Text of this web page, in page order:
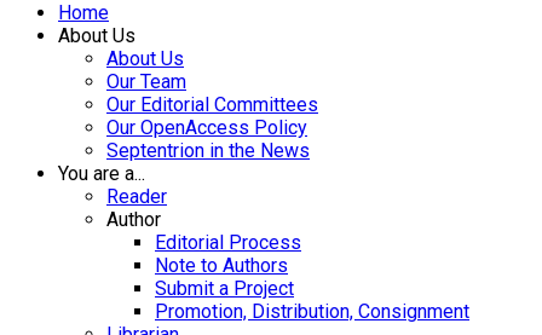
Home
About Us
About Us
Our Team
Our Editorial Committees
Our OpenAccess Policy
Septentrion in the News
You are a...
Reader
Author
Editorial Process
Note to Authors
Submit a Project
Promotion, Distribution, Consignment